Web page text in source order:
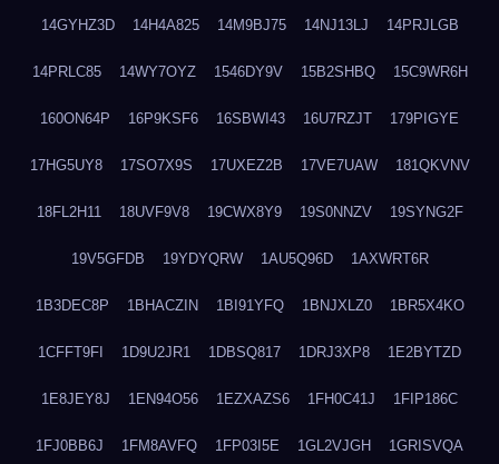
14GYHZ3D 14H4A825 14M9BJ75 14NJ13LJ 14PRJLGB
14PRLC85 14WY7OYZ 1546DY9V 15B2SHBQ 15C9WR6H
160ON64P 16P9KSF6 16SBWI43 16U7RZJT 179PIGYE
17HG5UY8 17SO7X9S 17UXEZ2B 17VE7UAW 181QKVNV
18FL2H11 18UVF9V8 19CWX8Y9 19S0NNZV 19SYNG2F
19V5GFDB 19YDYQRW 1AU5Q96D 1AXWRT6R
1B3DEC8P 1BHACZIN 1BI91YFQ 1BNJXLZ0 1BR5X4KO
1CFFT9FI 1D9U2JR1 1DBSQ817 1DRJ3XP8 1E2BYTZD
1E8JEY8J 1EN94O56 1EZXAZS6 1FH0C41J 1FIP186C
1FJ0BB6J 1FM8AVFQ 1FP03I5E 1GL2VJGH 1GRISVQA